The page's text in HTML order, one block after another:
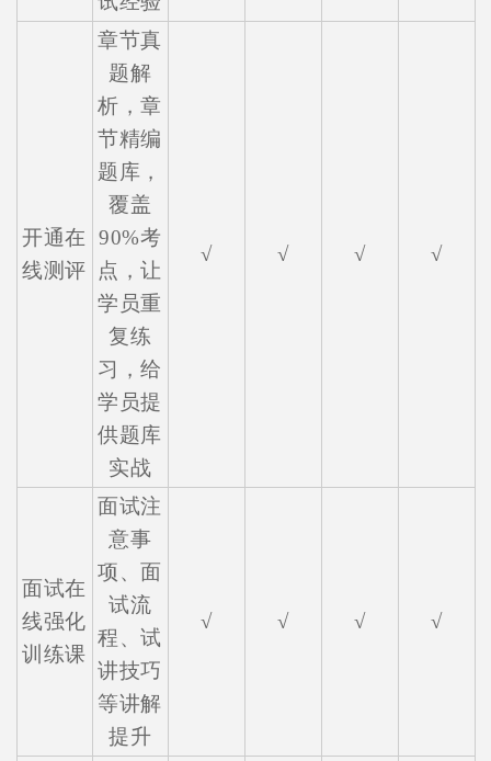
开通在
线测评
章节真
题解
析，章
节精编
题库，
覆盖
90%考
点，让
学员重
复练
习，给
学员提
供题库
实战
√ √ √ √
面试在
线强化
训练课
面试注
意事
项、面
试流
程、试
讲技巧
等讲解
提升
√ √ √ √